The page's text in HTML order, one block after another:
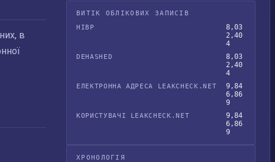
в
ВИТІК ОБЛІКОВИХ ЗАПИСІВ
HIBP
8,03
2,40
4
DEHASHED
8,03
2,40
4
ЕЛЕКТРОННА АДРЕСА LEAKCHECK.NET
9,84
6,86
9
КОРИСТУВАЧІ LEAKCHECK.NET
9,84
6,86
9
ХРОНОЛОГІЯ